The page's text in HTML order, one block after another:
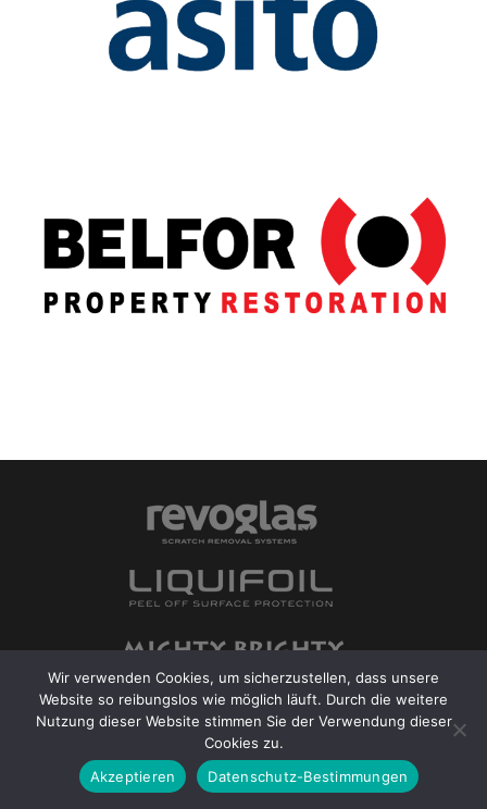
Wir verwenden Cookies, um sicherzustellen, dass unsere
Website so reibungslos wie möglich läuft. Durch die weitere
Nutzung dieser Website stimmen Sie der Verwendung dieser
Cookies zu.
Akzeptieren
Datenschutz-Bestimmungen